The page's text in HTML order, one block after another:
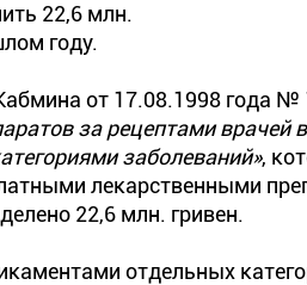
22,6 млн.
году.
от 17.08.1998 года №
за рецептами врачей
заболеваний»,
лекарственными
22,6 млн. гривен.
отдельных